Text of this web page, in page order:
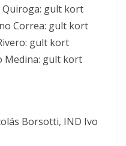
Quiroga: gult kort
Correa: gult kort
gult kort
Medina: gult kort
Borsotti, IND Ivo